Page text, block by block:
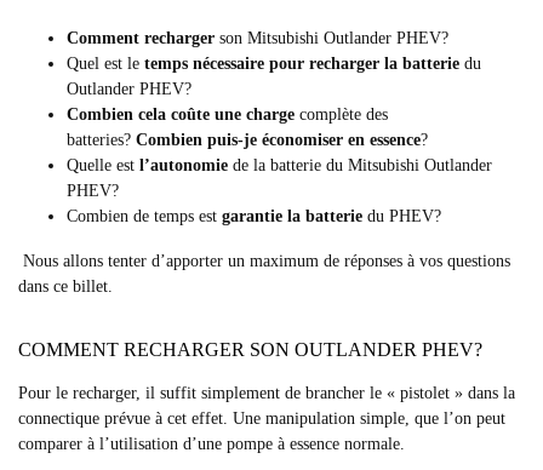
Comment recharger son Mitsubishi Outlander PHEV?
Quel est le temps nécessaire pour recharger la batterie du
Outlander PHEV?
Combien cela coûte une charge complète des
batteries? Combien puis-je économiser en essence?
Quelle est l’autonomie de la batterie du Mitsubishi Outlander
PHEV?
Combien de temps est garantie la batterie du PHEV?
Nous allons tenter d’apporter un maximum de réponses à vos questions
dans ce billet.
COMMENT RECHARGER SON OUTLANDER PHEV?
Pour le recharger, il suffit simplement de brancher le « pistolet » dans la
connectique prévue à cet effet. Une manipulation simple, que l’on peut
comparer à l’utilisation d’une pompe à essence normale.